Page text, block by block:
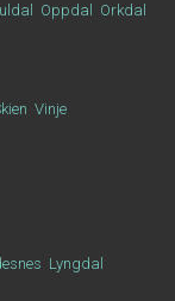
Oppdal
Orkdal
Vinje
Lyngdal